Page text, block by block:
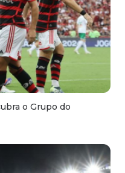
o Grupo do